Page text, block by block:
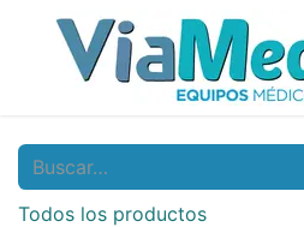
Todos los productos